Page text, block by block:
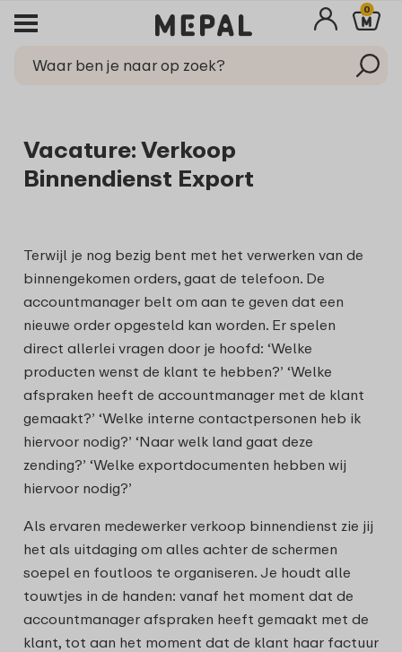
0
Vacature: Verkoop
Binnendienst Export
Terwijl je nog bezig bent met het verwerken van de
binnengekomen orders, gaat de telefoon. De
accountmanager belt om aan te geven dat een
nieuwe order opgesteld kan worden. Er spelen
direct allerlei vragen door je hoofd: ‘Welke
producten wenst de klant te hebben?’ ‘Welke
afspraken heeft de accountmanager met de klant
gemaakt?’ ‘Welke interne contactpersonen heb ik
hiervoor nodig?’ ‘Naar welk land gaat deze
zending?’ ‘Welke exportdocumenten hebben wij
hiervoor nodig?’
Als ervaren medewerker verkoop binnendienst zie jij
het als uitdaging om alles achter de schermen
soepel en foutloos te organiseren. Je houdt alle
touwtjes in de handen: vanaf het moment dat de
accountmanager afspraken heeft gemaakt met de
klant, tot aan het moment dat de klant haar factuur